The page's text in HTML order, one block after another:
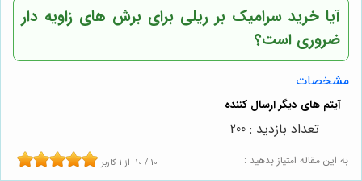
آیا خرید سرامیک بر ریلی برای برش های زاویه دار
ضروری است؟
مشخصات
به این مقاله امتیاز بدهید : 10 / 10 از 1 کاربر
تعداد بازدید : 200